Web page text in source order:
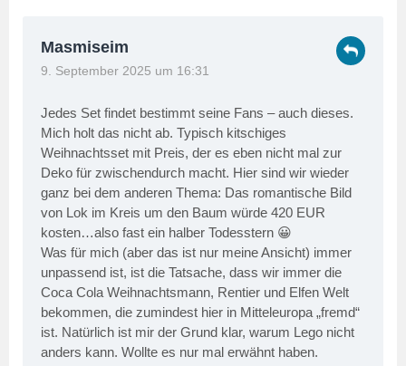
Masmiseim
9. September 2025 um 16:31
Jedes Set findet bestimmt seine Fans – auch dieses.
Mich holt das nicht ab. Typisch kitschiges
Weihnachtsset mit Preis, der es eben nicht mal zur
Deko für zwischendurch macht. Hier sind wir wieder
ganz bei dem anderen Thema: Das romantische Bild
von Lok im Kreis um den Baum würde 420 EUR
kosten…also fast ein halber Todesstern 😀
Was für mich (aber das ist nur meine Ansicht) immer
unpassend ist, ist die Tatsache, dass wir immer die
Coca Cola Weihnachtsmann, Rentier und Elfen Welt
bekommen, die zumindest hier in Mitteleuropa „fremd“
ist. Natürlich ist mir der Grund klar, warum Lego nicht
anders kann. Wollte es nur mal erwähnt haben.